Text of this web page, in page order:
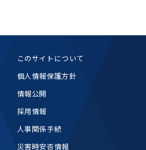
研究不正の防止
会計監査人候補者の決定につ
ン
女性活躍推進法による一般
動計画
サークル紹介
大学祭
ん
ILA国府台 公開講座等のお知
キャンパス紹介
Call for Applications to
SPRING（MD）Program
(*Autumn admission)
令和６年度（２０２４年度
世代フロントランナー育成
系）「Science Tokyo
証明書関係トップ
教養部在学生
医学部在学生
障がいのある学生サポート
障がいのある学生サポートト
修学上の支援について
文部科学省からのお知らせ
令和７年度（２０２５年度
入推奨仕様書
学外就職支援イベント
インターンシップ
就職支援サイトリンク集
フィットネスルーム・売店
国立美術館キャンパスメンバ
Typhoons, and
Cancellation (for the
Students
項（シラバス）
概要
分野構成
医歯学総合研究科博士課程
年報
年報トップ
2024年（25.7MB）
統合教育機構学務企画課
セミナー・特別講義
年報
年報トップ
歯科（歯系診療部門）
統合教育機構
統合教育機構トップ
医学・歯学分野における数
ス・AI教育開発事業
統合研究機構・統合イノベ
統合研究機構・統合イノベ
オープンイノベーションセン
特定認定再生医療等委員会
特定認定再生医療等委員会
ヒトES細胞倫理審査委員会
利益相反に関する説明会資
内専用)
このサイトについて
個人情報保護方針
情報公開
採用情報
人事関係手続
災害時安否情報